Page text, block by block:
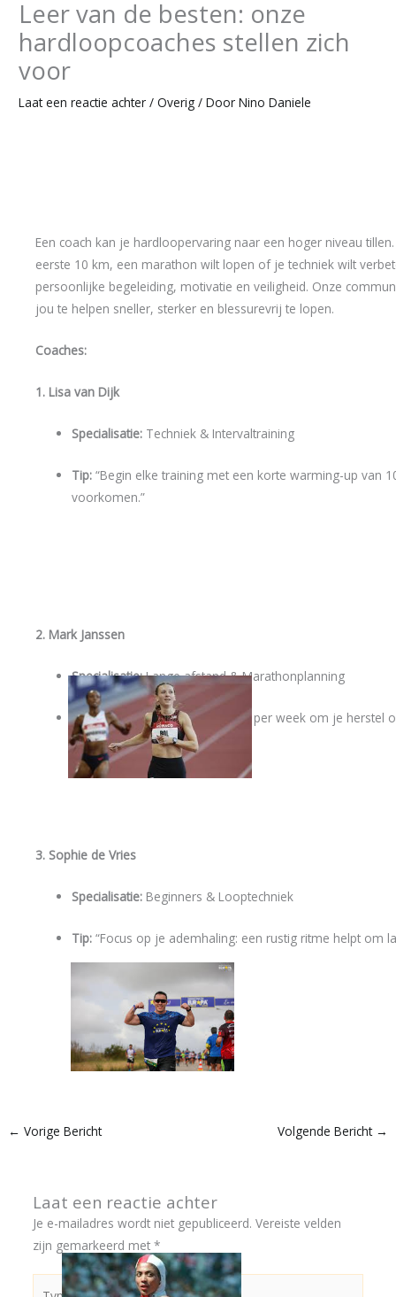
Leer van de besten: onze
hardloopcoaches stellen zich
voor
Laat een reactie achter /Overig / DoorNino Daniele
Een coach kan je hardloopervaring naar een hoger niveau
eerste 10 km, een marathon wilt lopen of je techniek wilt
persoonlijke begeleiding, motivatie en veiligheid. Onze
jou te helpen sneller, sterker en blessurevrij te lopen.
Coaches:
1. Lisa van Dijk
Specialisatie: Techniek & Intervaltraining
Tip: “Begin elke training met een korte warming-up van
voorkomen.”
2. Mark Janssen
Specialisatie:Lange afstand & Marathonplanning
Tip:“Plan minimaal één rustdag per week om je herstel
3. Sophie de Vries
Specialisatie: Beginners & Looptechniek
Tip: “Focus op je ademhaling: een rustig ritme helpt om
← Vorige Bericht Volgende Bericht →
Laat een reactie achter
Je e-mailadres wordt niet gepubliceerd. Vereiste velden
zijn gemarkeerd met *